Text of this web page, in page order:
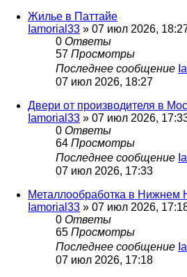
Жилье в Паттайе
Iamorial33 » 07 июл 2026,
0 Ответы
57 Просмотры
Последнее сообщение
07 июл 2026, 18:27
Двери от производителя в
Iamorial33 » 07 июл 2026,
0 Ответы
64 Просмотры
Последнее сообщение
07 июл 2026, 17:33
Металлообработка в Нижнем
Iamorial33 » 07 июл 2026,
0 Ответы
65 Просмотры
Последнее сообщение
07 июл 2026, 17:18